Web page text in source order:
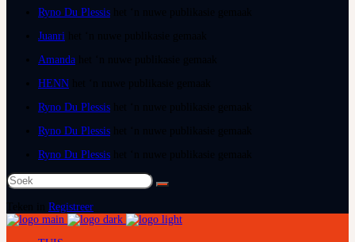
Ryno Du Plessis
Juanri
Amanda
HENN
Ryno Du Plessis
Ryno Du Plessis
Ryno Du Plessis
Soek
na:
Registreer